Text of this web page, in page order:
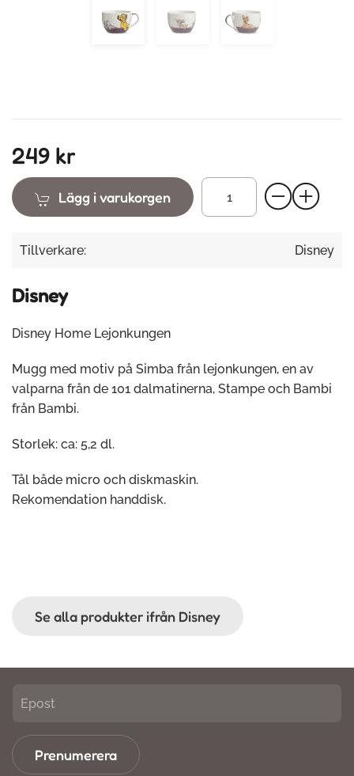
249 kr
Lägg i varukorgen
Tillverkare: Disney
Disney
Disney Home Lejonkungen
Mugg med motiv på Simba från lejonkungen, en av
valparna från de 101 dalmatinerna, Stampe och Bambi
från Bambi.
Storlek: ca: 5,2 dl.
Tål både micro och diskmaskin.
Rekomendation handdisk.
Se alla produkter ifrån Disney
Prenumerera